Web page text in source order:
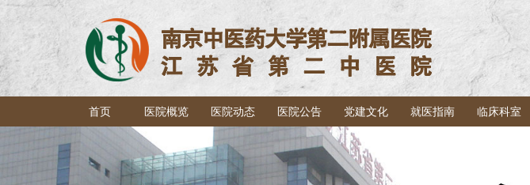
首页 医院概览 医院动态 医院公告 党建文化 就医指南 临床科室